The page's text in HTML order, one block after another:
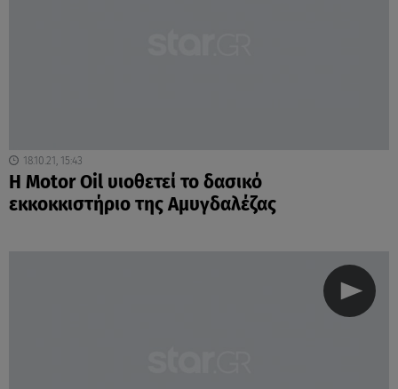
18.10.21, 15:43
H Motor Oil υιοθετεί το δασικό
εκκοκκιστήριο της Αμυγδαλέζας